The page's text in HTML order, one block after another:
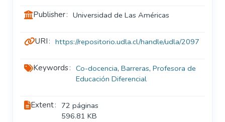
Publisher Universidad de Las Américas
URI https://repositorio.udla.cl/handle/udla/2097
Keywords Co-docencia, Barreras, Profesora de
Educación Diferencial
Extent
72 páginas
596.81 KB